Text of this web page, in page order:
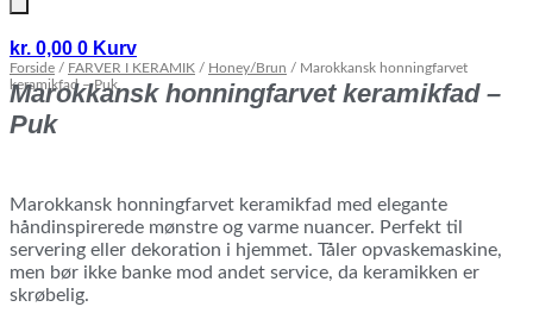
kr. 0,00 0 Kurv
Forside / FARVER I KERAMIK / Honey/Brun / Marokkansk honningfarvet
keramikfad – Puk
Marokkansk honningfarvet keramikfad –
Puk
Marokkansk honningfarvet keramikfad med elegante
håndinspirerede mønstre og varme nuancer. Perfekt til
servering eller dekoration i hjemmet. Tåler opvaskemaskine,
men bør ikke banke mod andet service, da keramikken er
skrøbelig.